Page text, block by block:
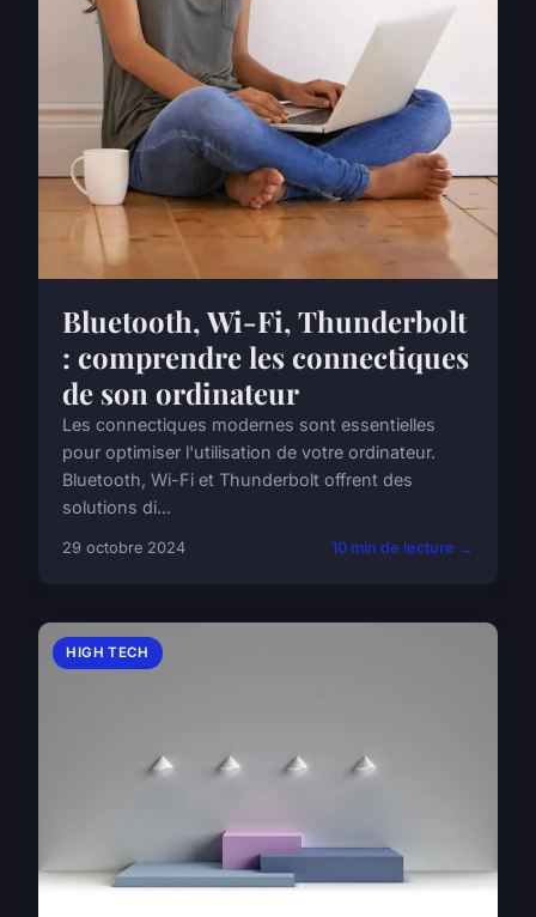
Bluetooth, Wi-Fi, Thunderbolt
: comprendre les connectiques
de son ordinateur
Les connectiques modernes sont essentielles
pour optimiser l'utilisation de votre ordinateur.
Bluetooth, Wi-Fi et Thunderbolt offrent des
solutions di...
29 octobre 2024 10 min de lecture →
HIGH TECH